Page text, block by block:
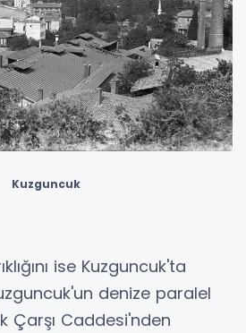
Kuzguncuk
ise Kuzguncuk'ta
denize paralel
Çarşı Caddesi'nden